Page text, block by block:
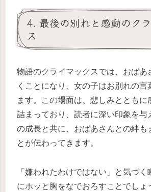
4. 最後の別れと感動のク
ス
物語のクライマックスでは、おばあ
くことになり、女の子はお別れの言
ます。この場面は、悲しみとともに
詰まっており、読者に深い印象を与
の成長と共に、おばあさんとの絆も
とが伝わってきます。
「嫌われたわけではない」と気づ
にホッと胸をなでおろすことでしょ